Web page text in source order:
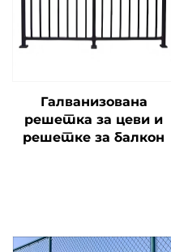
Галванизована
решетка за цеви и
решетке за балкон